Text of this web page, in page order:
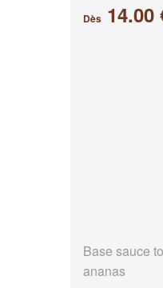
Dès 14.00
Base sauce
ananas